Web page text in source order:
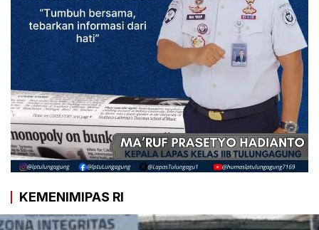
KEMENIMIPAS RI